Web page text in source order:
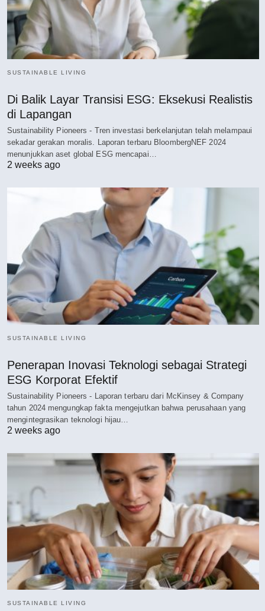
SUSTAINABLE LIVING
Di Balik Layar Transisi ESG: Eksekusi Realistis
di Lapangan
Sustainability Pioneers - Tren investasi berkelanjutan telah melampaui
sekadar gerakan moralis. Laporan terbaru BloombergNEF 2024
menunjukkan aset global ESG mencapai…
2 weeks ago
SUSTAINABLE LIVING
Penerapan Inovasi Teknologi sebagai Strategi
ESG Korporat Efektif
Sustainability Pioneers - Laporan terbaru dari McKinsey & Company
tahun 2024 mengungkap fakta mengejutkan bahwa perusahaan yang
mengintegrasikan teknologi hijau…
2 weeks ago
SUSTAINABLE LIVING